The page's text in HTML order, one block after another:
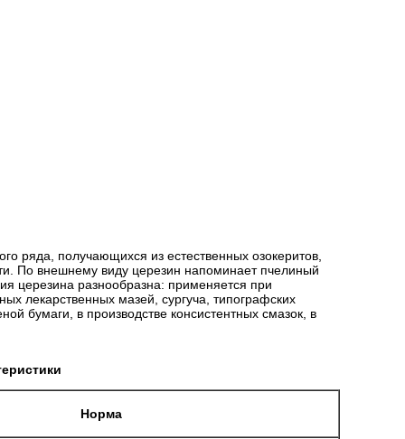
ряда, получающихся из естественных озокеритов,
По внешнему виду церезин напоминает пчелиный
церезина разнообразна: применяется при
лекарственных мазей, сургуча, типографских
бумаги, в производстве консистентных смазок, в
Норма